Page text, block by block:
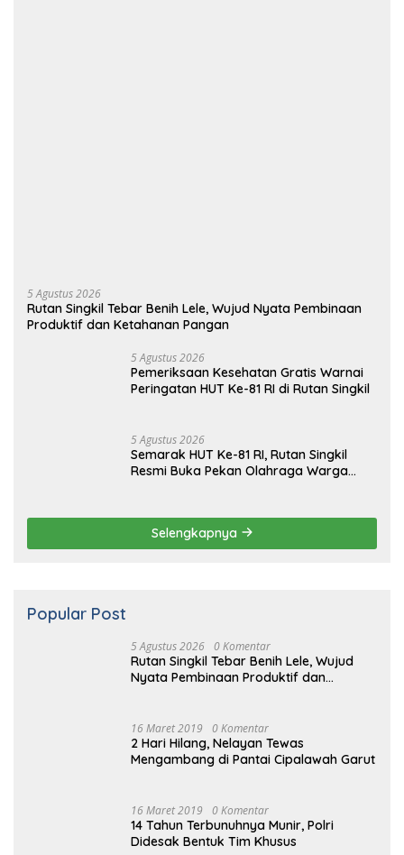
5 Agustus 2026
Rutan Singkil Tebar Benih Lele, Wujud Nyata Pembinaan
Produktif dan Ketahanan Pangan
5 Agustus 2026
Pemeriksaan Kesehatan Gratis Warnai
Peringatan HUT Ke-81 RI di Rutan Singkil
5 Agustus 2026
Semarak HUT Ke-81 RI, Rutan Singkil
Resmi Buka Pekan Olahraga Warga
Selengkapnya
Popular Post
5 Agustus 2026 0 Komentar
Rutan Singkil Tebar Benih Lele, Wujud
Nyata Pembinaan Produktif dan
16 Maret 2019 0 Komentar
2 Hari Hilang, Nelayan Tewas
Mengambang di Pantai Cipalawah Garut
16 Maret 2019 0 Komentar
14 Tahun Terbunuhnya Munir, Polri
Didesak Bentuk Tim Khusus